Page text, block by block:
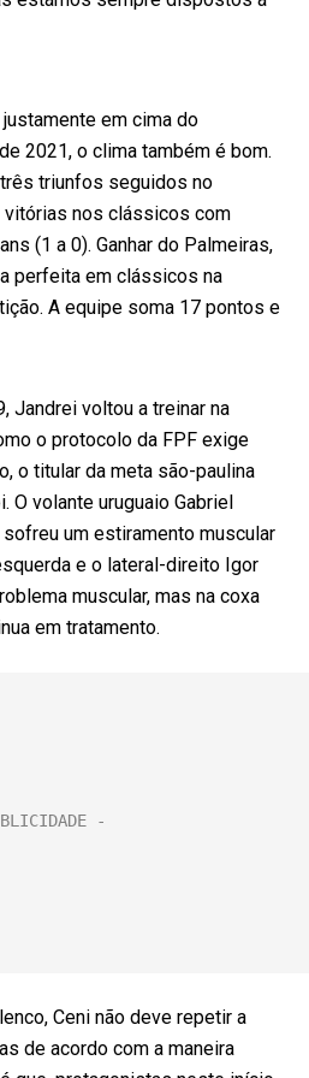
em cima do
2021, o clima também é bom.
triunfos seguidos no
vitórias nos clássicos com
(1 a 0). Ganhar do Palmeiras,
perfeita em clássicos na
A equipe soma 17 pontos e
Jandrei voltou a treinar na
o protocolo da FPF exige
o titular da meta são-paulina
O volante uruguaio Gabriel
um estiramento muscular
e o lateral-direito Igor
muscular, mas na coxa
em tratamento.
Ceni não deve repetir a
de acordo com a maneira